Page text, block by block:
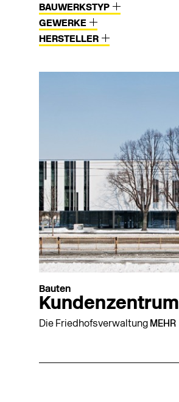
BAUWERKSTYP
GEWERKE
HERSTELLER
Bauten
Kundenzentrum
Die Friedhofsverwaltung MEHR